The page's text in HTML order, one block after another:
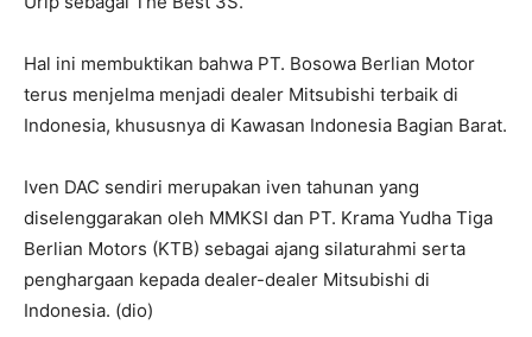
Hal ini membuktikan bahwa PT. Bosowa Berlian Motor
terus menjelma menjadi dealer Mitsubishi terbaik di
Indonesia, khususnya di Kawasan Indonesia Bagian Barat.
Iven DAC sendiri merupakan iven tahunan yang
diselenggarakan oleh MMKSI dan PT. Krama Yudha Tiga
Berlian Motors (KTB) sebagai ajang silaturahmi serta
penghargaan kepada dealer-dealer Mitsubishi di
Indonesia. (dio)